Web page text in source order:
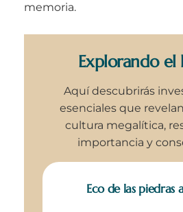
memoria.
Explorando el
Aquí descubrirás
esenciales que
cultura megalítica,
importancia y
Eco de las piedras